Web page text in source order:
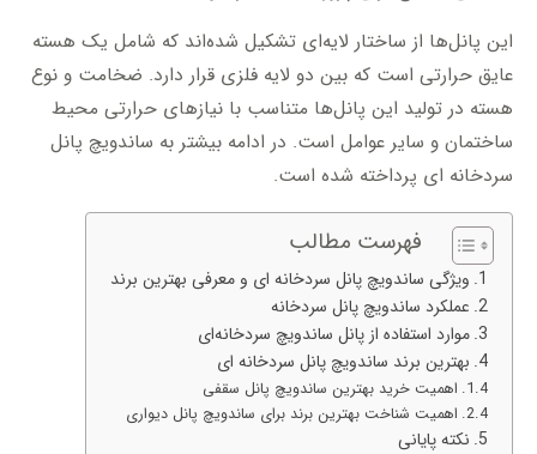
این پانل‌ها از ساختار لایه‌ای تشکیل شده‌اند که شامل یک هسته
عایق حرارتی است که بین دو لایه فلزی قرار دارد. ضخامت و نوع
هسته در تولید این پانل‌ها متناسب با نیازهای حرارتی محیط
ساختمان و سایر عوامل است. در ادامه بیشتر به ساندویچ پانل
سردخانه ای پرداخته شده است.
فهرست مطالب
ویژگی ساندویچ پانل سردخانه ای و معرفی بهترین برند
عملکرد ساندویچ پانل سردخانه
موارد استفاده از پانل ساندویچ سردخانه‌ای
بهترین برند ساندویچ پانل سردخانه ای
اهمیت خرید بهترین ساندویچ پانل سقفی
اهمیت شناخت بهترین برند برای ساندویچ پانل دیواری
نکته پایانی